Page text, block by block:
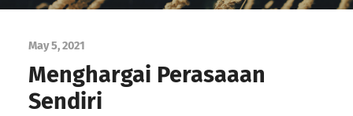
May 5, 2021
Menghargai Perasaaan
Sendiri